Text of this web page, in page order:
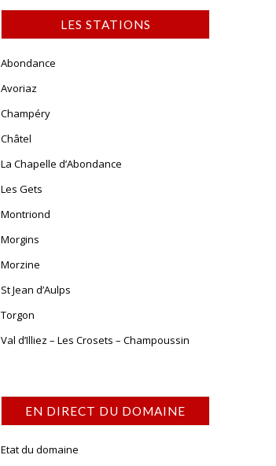
LES STATIONS
Abondance
Avoriaz
Champéry
Châtel
La Chapelle d’Abondance
Les Gets
Montriond
Morgins
Morzine
St Jean d’Aulps
Torgon
Val d’Illiez – Les Crosets – Champoussin
EN DIRECT DU DOMAINE
Etat du domaine